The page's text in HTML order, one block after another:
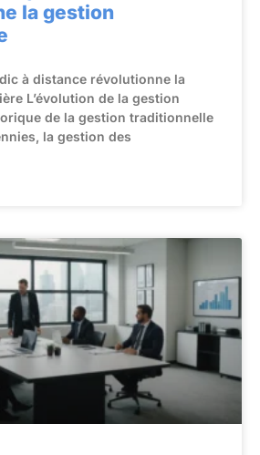
la gestion
à distance révolutionne la
L’évolution de la gestion
de la gestion traditionnelle
la gestion des